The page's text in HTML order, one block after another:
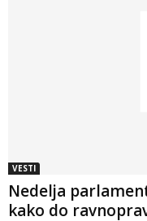
VESTI
Nedelja
kako do